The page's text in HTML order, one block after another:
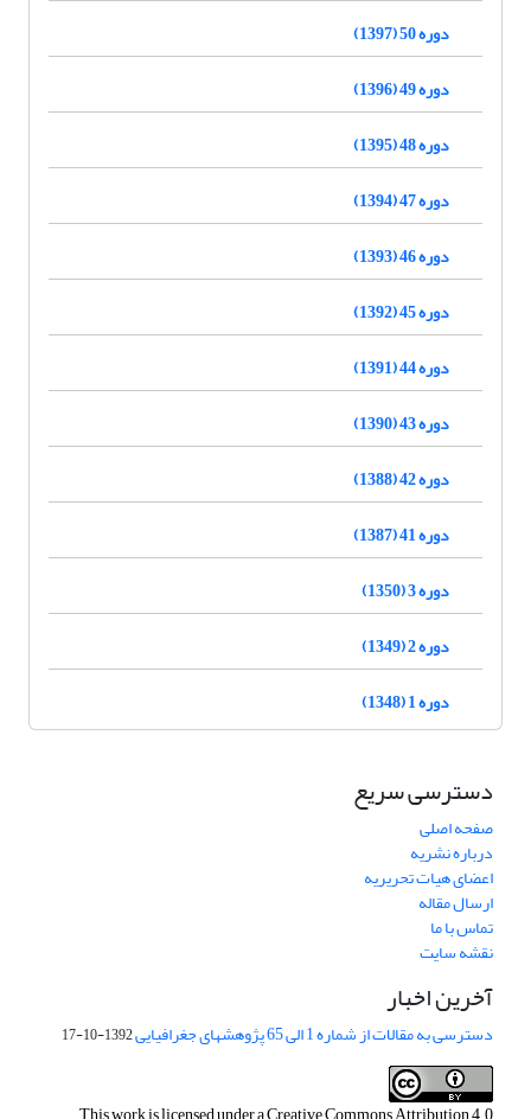
دوره 50 (1397)
دوره 49 (1396)
دوره 48 (1395)
دوره 47 (1394)
دوره 46 (1393)
دوره 45 (1392)
دوره 44 (1391)
دوره 43 (1390)
دوره 42 (1388)
دوره 41 (1387)
دوره 3 (1350)
دوره 2 (1349)
دوره 1 (1348)
دسترسی سریع
صفحه اصلی
درباره نشریه
اعضای هیات تحریریه
ارسال مقاله
تماس با ما
نقشه سایت
آخرین اخبار
دسترسی به مقالات از شماره 1 الی 65 پژوهشهای جغرافیایی 1392-10-17